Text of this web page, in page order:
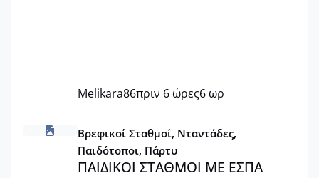
Melikara86πριν 6 ώρες6 ωρ
ΠΑΙΔΙΚΟΙ ΣΤΑΘΜΟΙ ΜΕ ΕΣΠΑ
Βρεφικοί Σταθμοί, Νταντάδες,
Παιδότοποι, Πάρτυ
ΠΑΙΔΙΚΟΙ ΣΤΑΘΜΟΙ ΜΕ ΕΣΠΑ